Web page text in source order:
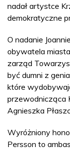
nadał artystce
demokratyczne
O nadanie
obywatela
zarząd
być dumni z
które
przewodnicząca
Agnieszka
Wyróżniony
Persson to